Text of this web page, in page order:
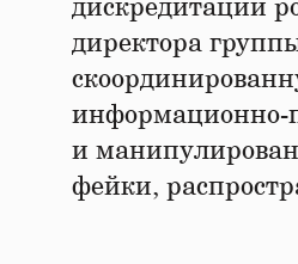
дискредитации
директора
информационно-
и
фейки,